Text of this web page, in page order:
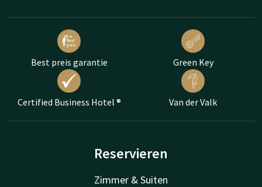
Best preis garantie Green Key
Certified Business Hotel ® Van der Valk
Reservieren
Zimmer & Suiten